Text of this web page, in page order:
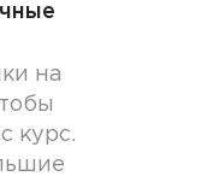
на
курс.